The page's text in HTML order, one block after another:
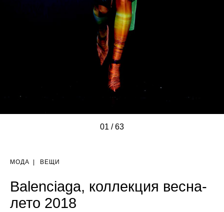
01 / 63
/////////
/////////////////////////////////////////////////////
МОДА ВЕЩИ
Balenciaga, коллекция весна-
лето 2018